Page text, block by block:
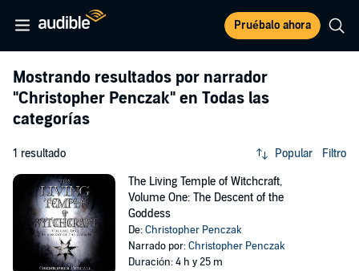
Pruébalo ahora
Mostrando resultados por narrador
"Christopher Penczak" en Todas las
categorías
1 resultado Popular Filtro
The Living Temple of Witchcraft,
Volume One: The Descent of the
Goddess
De:Christopher Penczak
Narrado por:Christopher Penczak
Duración: 4 h y 25 m